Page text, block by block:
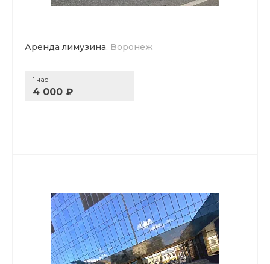
Аренда лимузина, Воронеж
1 час
4 000 ₽